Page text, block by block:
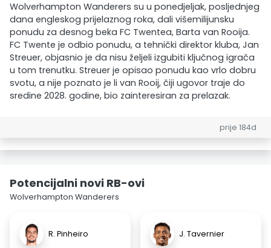
Wolverhampton Wanderers su u ponedjeljak, posljednjeg
dana engleskog prijelaznog roka, dali višemilijunsku
ponudu za desnog beka FC Twentea, Barta van Rooija.
FC Twente je odbio ponudu, a tehnički direktor kluba, Jan
Streuer, objasnio je da nisu željeli izgubiti ključnog igrača
u tom trenutku. Streuer je opisao ponudu kao vrlo dobru
svotu, a nije poznato je li van Rooij, čiji ugovor traje do
sredine 2028. godine, bio zainteresiran za prelazak.
prije 184d
Potencijalni novi RB-ovi
Wolverhampton Wanderers
R. Pinheiro J. Tavernier